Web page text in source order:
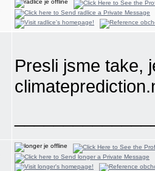
Presli jsme take,